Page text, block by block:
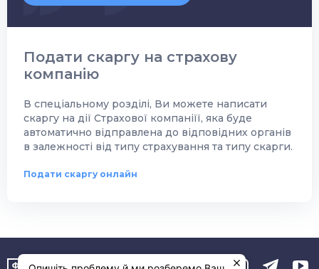
Подати скаргу на страхову
компанію
В спеціальному розділі, Ви можете написати
скаргу на дії Страхової компаніїї, яка буде
автоматично відправлена до відповідних органів
в залежності від типу страхування та типу скарги.
Подати скаргу онлайн